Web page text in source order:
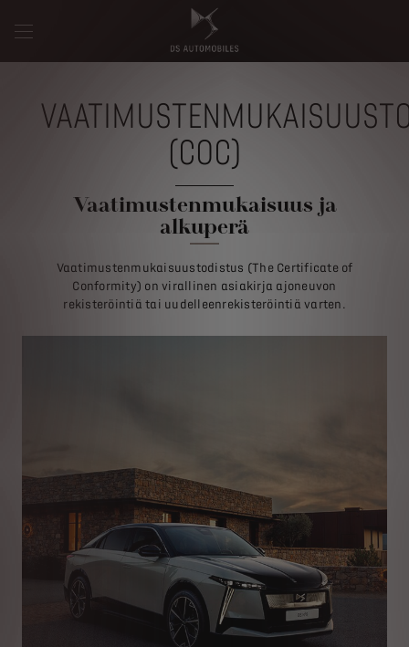
(COC)
Vaatimustenmukaisuus ja
alkuperä
Vaatimustenmukaisuustodistus (The Certificate of
Conformity) on virallinen asiakirja ajoneuvon
rekisteröintiä tai uudelleenrekisteröintiä varten.